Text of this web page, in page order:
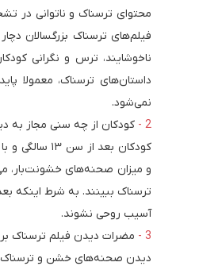
محتوای ترسناک و ناتوانی در
فیلم‌های ترسناک بزرگسالان
ناخوشایند، ترس و نگرانی
داستان‌های ترسناک، معمولا
نمی‌شود.
کودکان از چه سنی مجاز به
کودکان بعد از
و میزان صحنه‌های خشونت‌بار،
ترسناک ببینند. به شرط اینکه
آسیب روحی نشوند.
مضرات دیدن فیلم ترسناک
دیدن صحنه‌های خشن و ترسناک